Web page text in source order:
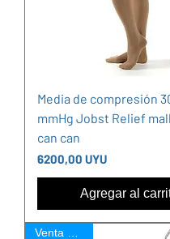
Media de compresión
mmHg Jobst Relief
can can
Precio
6200,00 UYU
Agregar al